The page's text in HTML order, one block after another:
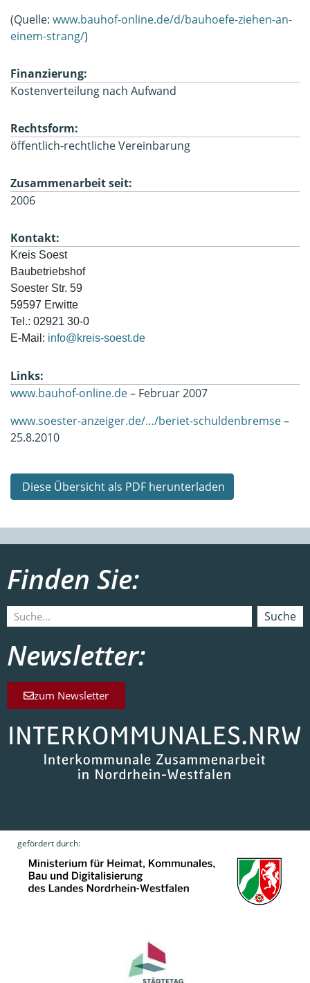
(Quelle: www.bauhof-online.de/d/bauhoefe-ziehen-an-
einem-strang/)
Finanzierung:
Kostenverteilung nach Aufwand
Rechtsform:
öffentlich-rechtliche Vereinbarung
Zusammenarbeit seit:
2006
Kontakt:
Kreis Soest
Baubetriebshof
Soester Str. 59
59597 Erwitte
Tel.: 02921 30-0
E-Mail: info@kreis-soest.de
Links:
www.bauhof-online.de– Februar 2007
www.soester-anzeiger.de/…/beriet-schuldenbremse–
25.8.2010
Diese Übersicht als PDF herunterladen
Finden Sie:
Suche
Newsletter:
zum Newsletter
gefördert durch: